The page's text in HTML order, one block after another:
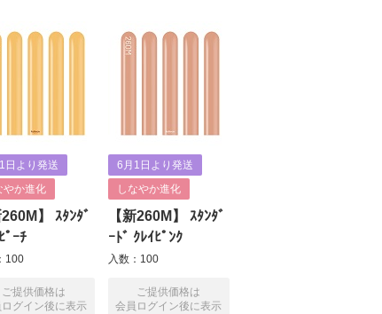
日より発送
やか進化
260M】 ｽﾀﾝﾀﾞ
ﾟｰﾁ
100
ご提供価格は
グイン後に表示
6月1日より発送
しなやか進化
【新260M】 ｽﾀﾝﾀﾞ
ｰﾄﾞ ｸﾚｲﾋﾟﾝｸ
入数：100
ご提供価格は
会員ログイン後に表示